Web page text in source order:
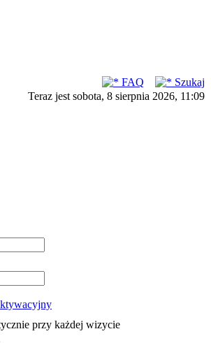
FAQ
Szukaj
Teraz jest sobota, 8 sierpnia 2026, 11:09
przy każdej wizycie